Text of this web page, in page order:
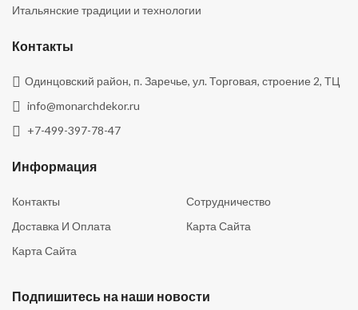
Итальянские традиции и технологии
Контакты
Одинцовский район, п. Заречье, ул. Торговая, строение 2, ТЦ
info@monarchdekor.ru
+7-499-397-78-47
Информация
Контакты
Сотрудничество
Доставка И Оплата
Карта Сайта
Карта Сайта
Подпишитесь на наши новости